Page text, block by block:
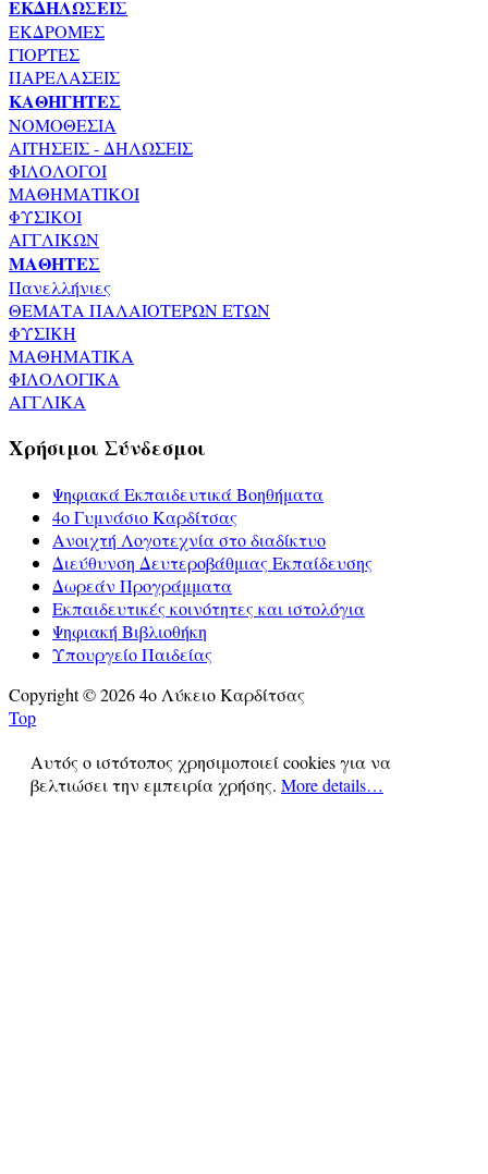
ΕΚΔΗΛΩΣΕΙΣ
ΕΚΔΡΟΜΕΣ
ΓΙΟΡΤΕΣ
ΠΑΡΕΛΑΣΕΙΣ
ΚΑΘΗΓΗΤΕΣ
ΝΟΜΟΘΕΣΙΑ
ΑΙΤΗΣΕΙΣ - ΔΗΛΩΣΕΙΣ
ΦΙΛΟΛΟΓΟΙ
ΜΑΘΗΜΑΤΙΚΟΙ
ΦΥΣΙΚΟΙ
ΑΓΓΛΙΚΩΝ
ΜΑΘΗΤΕΣ
Πανελλήνιες
ΘΕΜΑΤΑ ΠΑΛΑΙΟΤΕΡΩΝ ΕΤΩΝ
ΦΥΣΙΚΗ
ΜΑΘΗΜΑΤΙΚΑ
ΦΙΛΟΛΟΓΙΚΑ
ΑΓΓΛΙΚΑ
Χρήσιμοι Σύνδεσμοι
Ψηφιακά Εκπαιδευτικά Βοηθήματα
4ο Γυμνάσιο Καρδίτσας
Ανοιχτή Λογοτεχνία στο διαδίκτυο
Διεύθυνση Δευτεροβάθμιας Εκπαίδευσης
Δωρεάν Προγράμματα
Εκπαιδευτικές κοινότητες και ιστολόγια
Ψηφιακή Βιβλιοθήκη
Υπουργείο Παιδείας
Copyright © 2026 4ο Λύκειο Καρδίτσας
Top
Αυτός ο ιστότοπος χρησιμοποιεί cookies για να
βελτιώσει την εμπειρία χρήσης. More details…